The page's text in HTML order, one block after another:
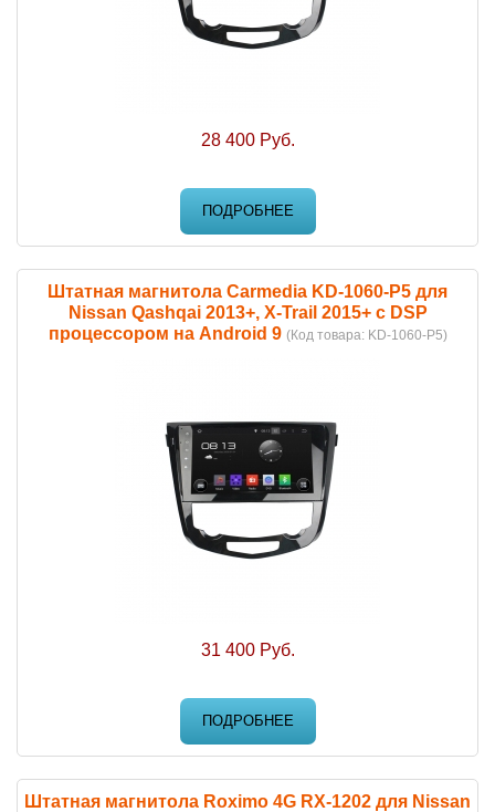
28 400 Руб.
ПОДРОБНЕЕ
Штатная магнитола Carmedia KD-1060-P5 для
Nissan Qashqai 2013+, X-Trail 2015+ c DSP
процессором на Android 9 (Код товара: KD-1060-P5)
31 400 Руб.
ПОДРОБНЕЕ
Штатная магнитола Roximo 4G RX-1202 для Nissan